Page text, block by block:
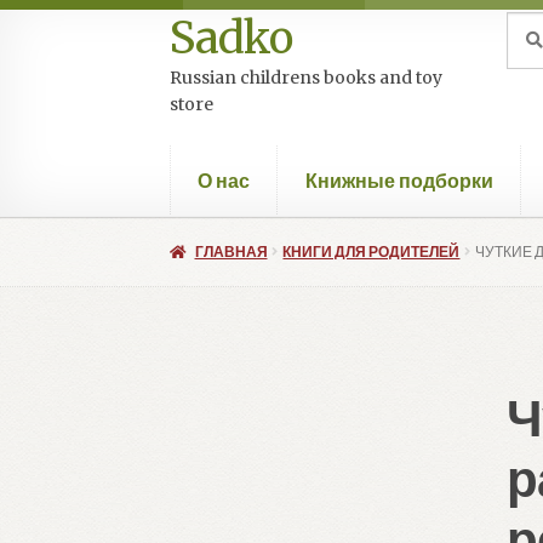
Перейти
к
навигации
Перейти
к
содержимому
Sadko
Russian childrens books and toy
store
О нас Книжные подборки
ГЛАВНАЯ КНИГИ ДЛЯ РОДИТЕЛЕЙ ЧУТКИЕ